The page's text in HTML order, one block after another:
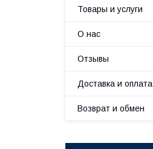
Товары и услуги
О нас
Отзывы
Доставка и оплата
Возврат и обмен